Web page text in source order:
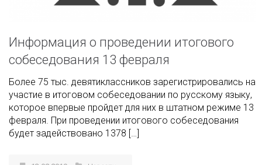
Информация о проведении итогового
собеседования 13 февраля
Более 75 тыс. девятиклассников зарегистрировались на
участие в итоговом собеседовании по русскому языку,
которое впервые пройдет для них в штатном режиме 13
февраля. При проведении итогового собеседования
будет задействовано 1378 […]